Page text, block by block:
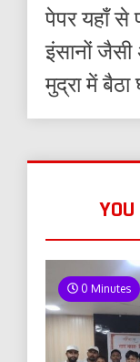
पेपर यहाँ
इंसानों
मुद्रा में बैठा
0 Minutes